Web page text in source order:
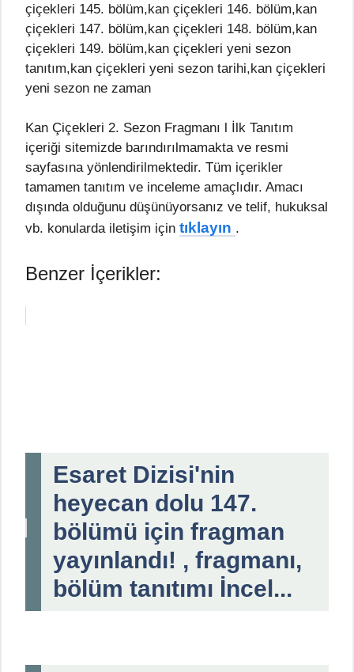
çiçekleri 145. bölüm,kan çiçekleri 146. bölüm,kan
çiçekleri 147. bölüm,kan çiçekleri 148. bölüm,kan
çiçekleri 149. bölüm,kan çiçekleri yeni sezon
tanıtım,kan çiçekleri yeni sezon tarihi,kan çiçekleri
yeni sezon ne zaman
Kan Çiçekleri 2. Sezon Fragmanı l İlk Tanıtım
içeriği sitemizde barındırılmamakta ve resmi
sayfasına yönlendirilmektedir. Tüm içerikler
tamamen tanıtım ve inceleme amaçlıdır. Amacı
dışında olduğunu düşünüyorsanız ve telif, hukuksal
vb. konularda iletişim için tıklayın .
Benzer İçerikler:
Esaret Dizisi'nin
heyecan dolu 147.
bölümü için fragman
yayınlandı! , fragmanı,
bölüm tanıtımı İncel...